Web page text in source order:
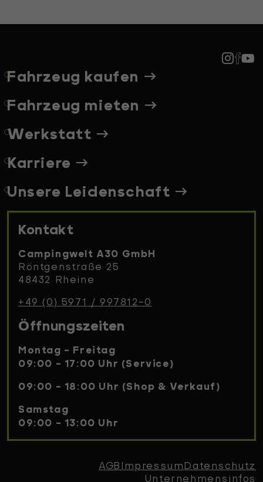
Fahrzeug kaufen
Fahrzeug mieten
Werkstatt
Karriere
Unsere Leidenschaft
Kontakt
Campingwelt A30 GmbH
Röntgenstraße 25
48432 Rheine
+49 (0) 5971 / 997812-0
Öffnungszeiten
Montag - Freitag
09:00 - 17:00 Uhr (Service)
09:00 - 18:00 Uhr (Shop & Verkauf)
Samstag
09:00 - 13:00 Uhr
AGB ImpressumDatenschutz
Unternehmensinfos